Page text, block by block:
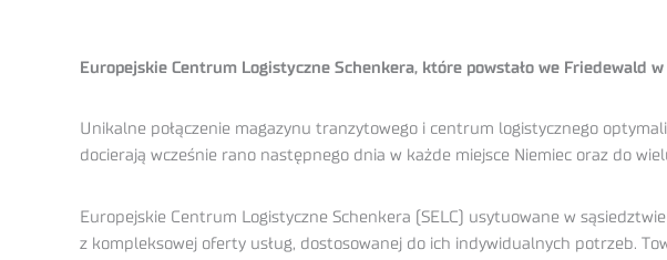
Europejskie Centrum Logistyczne Schenkera, które powstało we Friedewald
Unikalne połączenie magazynu tranzytowego i centrum logistycznego
docierają wcześnie rano następnego dnia w każde miejsce Niemiec oraz do
Europejskie Centrum Logistyczne Schenkera (SELC) usytuowane w
z kompleksowej oferty usług, dostosowanej do ich indywidualnych potrzeb.